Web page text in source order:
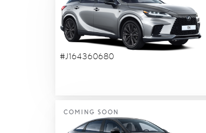
#J164360680
COMING SOON